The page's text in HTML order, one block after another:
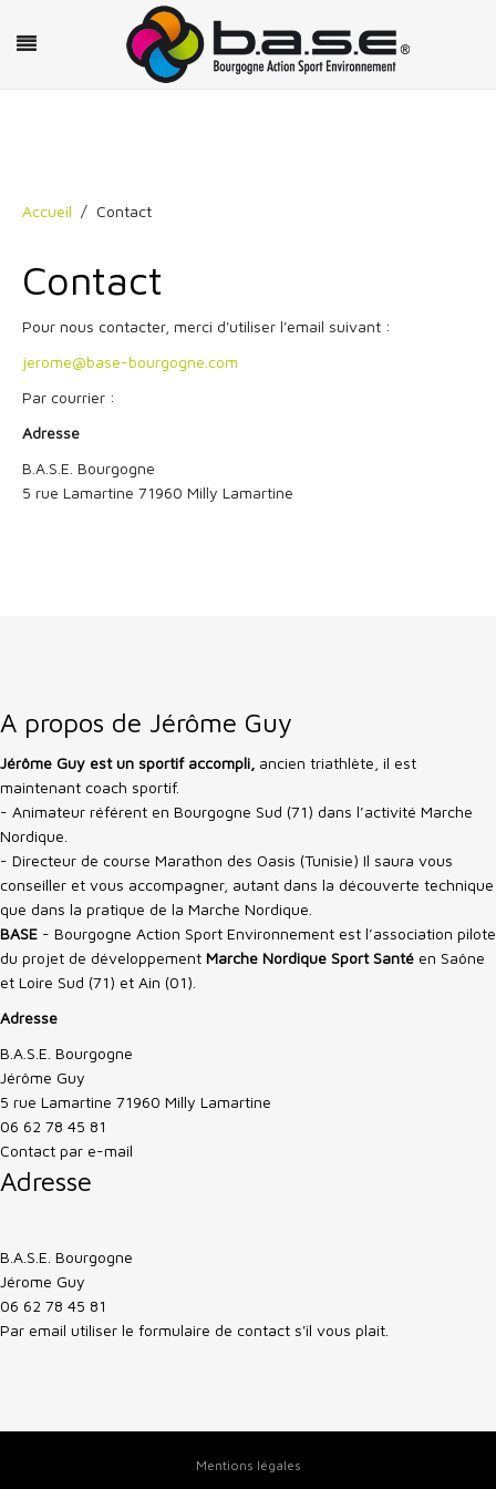
Accueil Contact
Contact
Pour nous contacter, merci d'utiliser l'email suivant :
jerome@base-bourgogne.com
Par courrier :
Adresse
B.A.S.E. Bourgogne
5 rue Lamartine 71960 Milly Lamartine
A propos de Jérôme Guy
Jérôme Guy est un sportif accompli, ancien triathlète, il est
maintenant coach sportif.
- Animateur référent en Bourgogne Sud (71) dans l’activité Marche
Nordique.
- Directeur de course Marathon des Oasis (Tunisie) Il saura vous
conseiller et vous accompagner, autant dans la découverte technique
que dans la pratique de la Marche Nordique.
BASE - Bourgogne Action Sport Environnement est l’association pilote
du projet de développement Marche Nordique Sport Santé en Saône
et Loire Sud (71) et Ain (01).
Adresse
B.A.S.E. Bourgogne
Jérôme Guy
5 rue Lamartine 71960 Milly Lamartine
06 62 78 45 81
Contact par e-mail
Adresse
B.A.S.E. Bourgogne
Jérome Guy
06 62 78 45 81
Par email utiliser le formulaire de contact s'il vous plait.
Mentions légales